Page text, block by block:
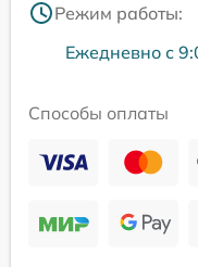
Режим работы:
Ежедневно с
Способы оплаты